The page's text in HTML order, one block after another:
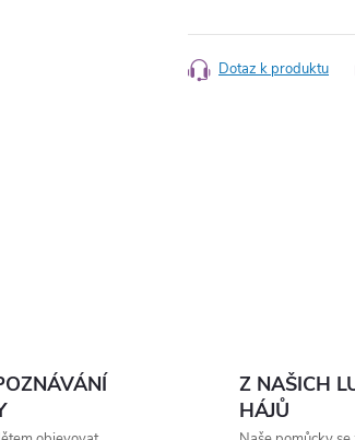
cena:
Dotaz k produktu
Z NAŠICH
HÁJŮ